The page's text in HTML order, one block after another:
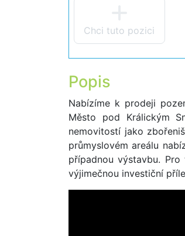
Chci tuto pozici
Popis
Nabízíme k prodeji
Město pod Králickým
nemovitostí jako
průmyslovém areálu
případnou výstavbu.
výjimečnou investiční